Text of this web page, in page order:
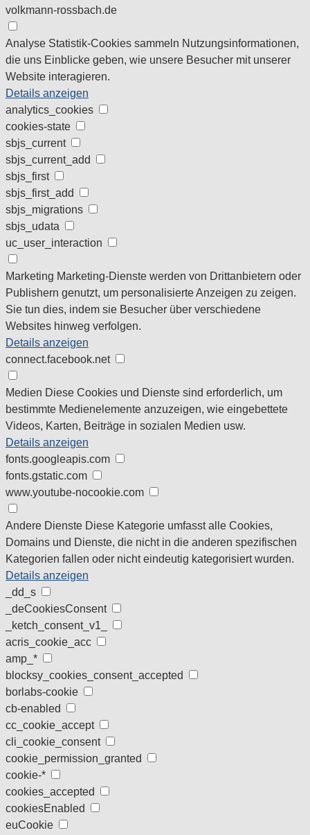
volkmann-rossbach.de
Analyse Statistik-Cookies sammeln Nutzungsinformationen,
die uns Einblicke geben, wie unsere Besucher mit unserer
Website interagieren.
Details anzeigen
analytics_cookies
cookies-state
sbjs_current
sbjs_current_add
sbjs_first
sbjs_first_add
sbjs_migrations
sbjs_udata
uc_user_interaction
Marketing Marketing-Dienste werden von Drittanbietern oder
Publishern genutzt, um personalisierte Anzeigen zu zeigen.
Sie tun dies, indem sie Besucher über verschiedene
Websites hinweg verfolgen.
Details anzeigen
connect.facebook.net
Medien Diese Cookies und Dienste sind erforderlich, um
bestimmte Medienelemente anzuzeigen, wie eingebettete
Videos, Karten, Beiträge in sozialen Medien usw.
Details anzeigen
fonts.googleapis.com
fonts.gstatic.com
www.youtube-nocookie.com
Andere Dienste Diese Kategorie umfasst alle Cookies,
Domains und Dienste, die nicht in die anderen spezifischen
Kategorien fallen oder nicht eindeutig kategorisiert wurden.
Details anzeigen
_dd_s
_deCookiesConsent
_ketch_consent_v1_
acris_cookie_acc
amp_*
blocksy_cookies_consent_accepted
borlabs-cookie
cb-enabled
cc_cookie_accept
cli_cookie_consent
cookie_permission_granted
cookie-*
cookies_accepted
cookiesEnabled
euCookie